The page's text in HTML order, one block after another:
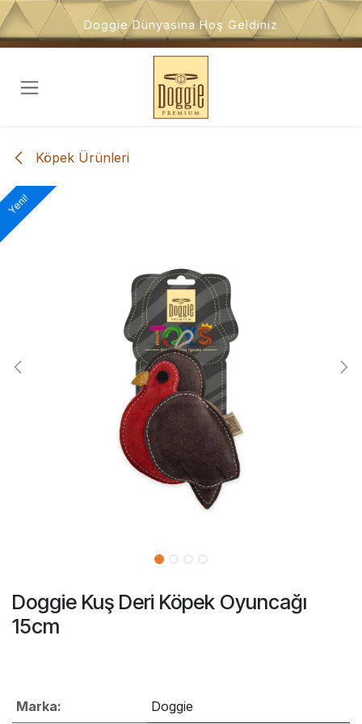
İçeriğe atla
Doggie Dünyasına Hoş Geldiniz
Köpek Ürünleri
Yeni!
Yeni!
Doggie Kuş Deri Köpek Oyuncağı
15cm
Marka: Doggie